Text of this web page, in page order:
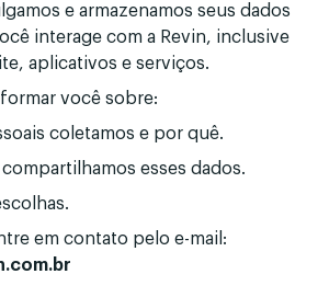
e armazenamos seus dados
interage com a Revin, inclusive
aplicativos e serviços.
você sobre:
coletamos e por quê.
esses dados.
em contato pelo e-mail: